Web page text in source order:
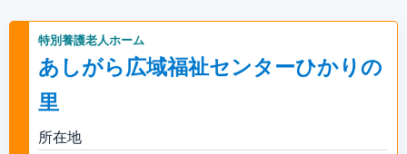
特別養護老人ホーム
あしがら広域福祉センターひかりの
里
所在地